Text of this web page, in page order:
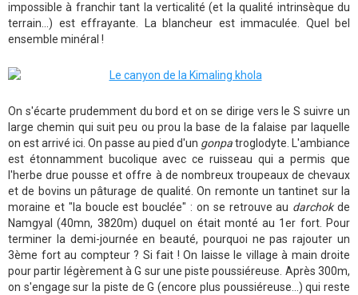
impossible à franchir tant la verticalité (et la qualité intrinsèque du
terrain...) est effrayante. La blancheur est immaculée. Quel bel
ensemble minéral !
On s'écarte prudemment du bord et on se dirige vers le S suivre un
large chemin qui suit peu ou prou la base de la falaise par laquelle
on est arrivé ici. On passe au pied d'un gonpatroglodyte. L'ambiance
est étonnamment bucolique avec ce ruisseau qui a permis que
l'herbe drue pousse et offre à de nombreux troupeaux de chevaux
et de bovins un pâturage de qualité. On remonte un tantinet sur la
moraine et "la boucle est bouclée" : on se retrouve au darchokde
Namgyal (40mn, 3820m) duquel on était monté au 1er fort. Pour
terminer la demi-journée en beauté, pourquoi ne pas rajouter un
3ème fort au compteur ? Si fait ! On laisse le village à main droite
pour partir légèrement à G sur une piste poussiéreuse. Après 300m,
on s'engage sur la piste de G (encore plus poussiéreuse...) qui reste